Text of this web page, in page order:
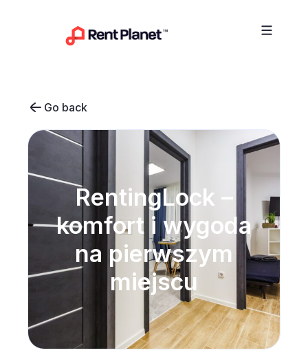
Go back
RentingLock –
komfort i wygoda
na pierwszym
miejscu